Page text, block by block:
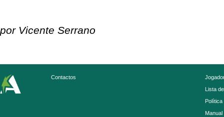
por Vicente Serrano
Contactos
Lista